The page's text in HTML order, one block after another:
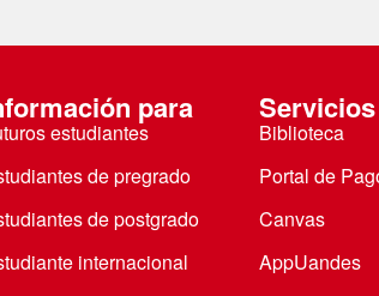
para
estudiantes
de pregrado
de postgrado
internacional
Servicios
Biblioteca
Portal de
Canvas
AppUandes